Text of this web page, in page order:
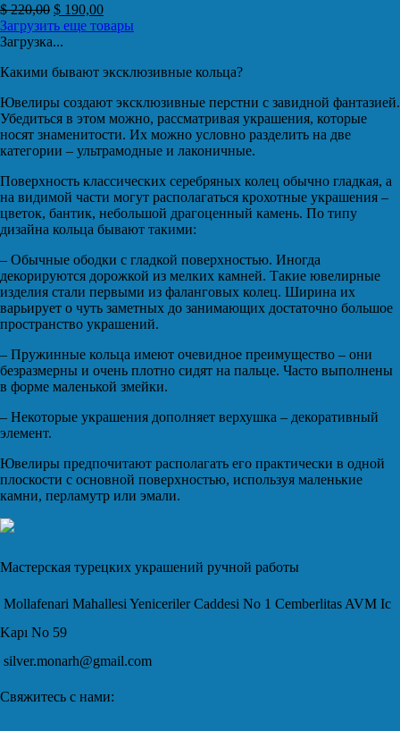
$220,00 $ 190,00
Загрузить еще товары
Загрузка...
Какими бывают эксклюзивные кольца?
Ювелиры создают эксклюзивные перстни с завидной фантазией.
Убедиться в этом можно, рассматривая украшения, которые
носят знаменитости. Их можно условно разделить на две
категории – ультрамодные и лаконичные.
Поверхность классических серебряных колец обычно гладкая, а
на видимой части могут располагаться крохотные украшения –
цветок, бантик, небольшой драгоценный камень. По типу
дизайна кольца бывают такими:
– Обычные ободки с гладкой поверхностью. Иногда
декорируются дорожкой из мелких камней. Такие ювелирные
изделия стали первыми из фаланговых колец. Ширина их
варьирует о чуть заметных до занимающих достаточно большое
пространство украшений.
– Пружинные кольца имеют очевидное преимущество – они
безразмерны и очень плотно сидят на пальце. Часто выполнены
в форме маленькой змейки.
– Некоторые украшения дополняет верхушка – декоративный
элемент.
Ювелиры предпочитают располагать его практически в одной
плоскости с основной поверхностью, используя маленькие
камни, перламутр или эмали.
Мастерская турецких украшений ручной работы
Mollafenari Mahallesi Yeniceriler Caddesi No 1 Cemberlitas AVM Ic
Kapı No 59
silver.monarh@gmail.com
Свяжитесь с нами: